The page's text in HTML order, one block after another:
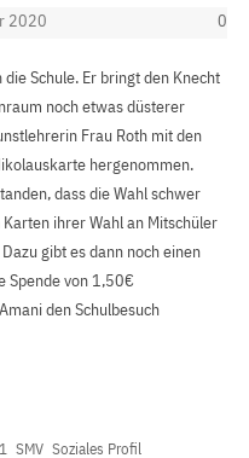
2020 0
Schule. Er bringt den Knecht
noch etwas düsterer
Frau Roth mit den
hergenommen.
dass die Wahl schwer
ihrer Wahl an Mitschüler
gibt es dann noch einen
Spende von 1,50€
den Schulbesuch
SMV Soziales Profil